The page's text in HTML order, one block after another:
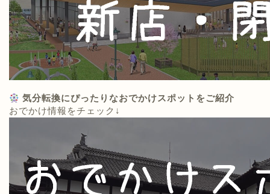
気分転換にぴったりなおでかけスポットをご紹介
おでかけ情報をチェック↓